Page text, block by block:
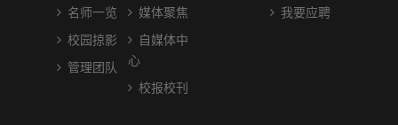
名师一览
校园掠影
管理团队
媒体聚焦
自媒体中
心
校报校刊
我要应聘